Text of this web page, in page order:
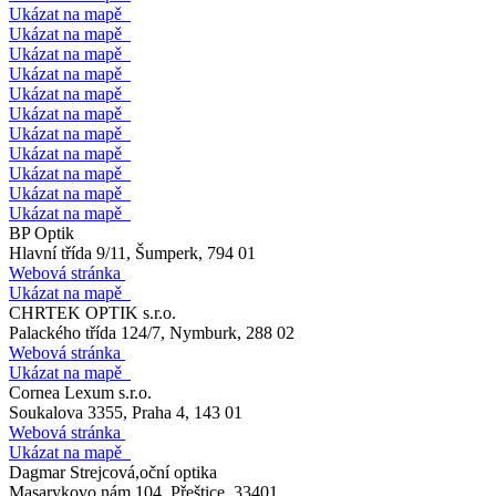
Ukázat na mapě
Ukázat na mapě
Ukázat na mapě
Ukázat na mapě
Ukázat na mapě
Ukázat na mapě
Ukázat na mapě
Ukázat na mapě
Ukázat na mapě
Ukázat na mapě
Ukázat na mapě
BP Optik
Hlavní třída 9/11, Šumperk, 794 01
Webová stránka
Ukázat na mapě
CHRTEK OPTIK s.r.o.
Palackého třída 124/7, Nymburk, 288 02
Webová stránka
Ukázat na mapě
Cornea Lexum s.r.o.
Soukalova 3355, Praha 4, 143 01
Webová stránka
Ukázat na mapě
Dagmar Strejcová,oční optika